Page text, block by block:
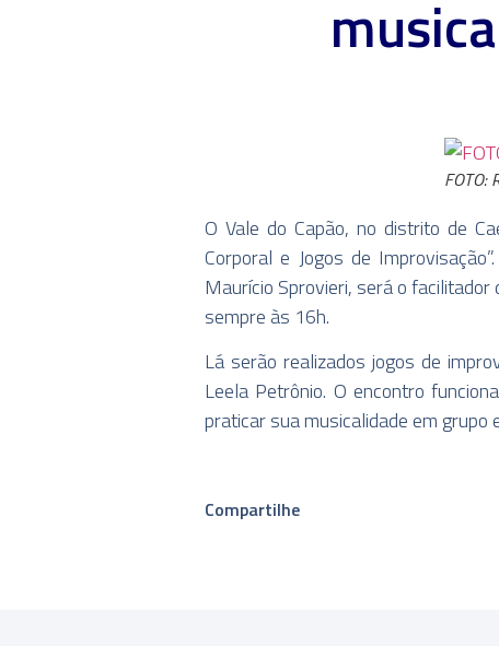
FOTO:
O Vale do Capão, no distrito de
Corporal e Jogos de
Maurício Sprovieri, será o
sempre às 16h.
Lá serão realizados jogos de
Leela Petrônio. O encontro
praticar sua musicalidade em grupo
Compartilhe